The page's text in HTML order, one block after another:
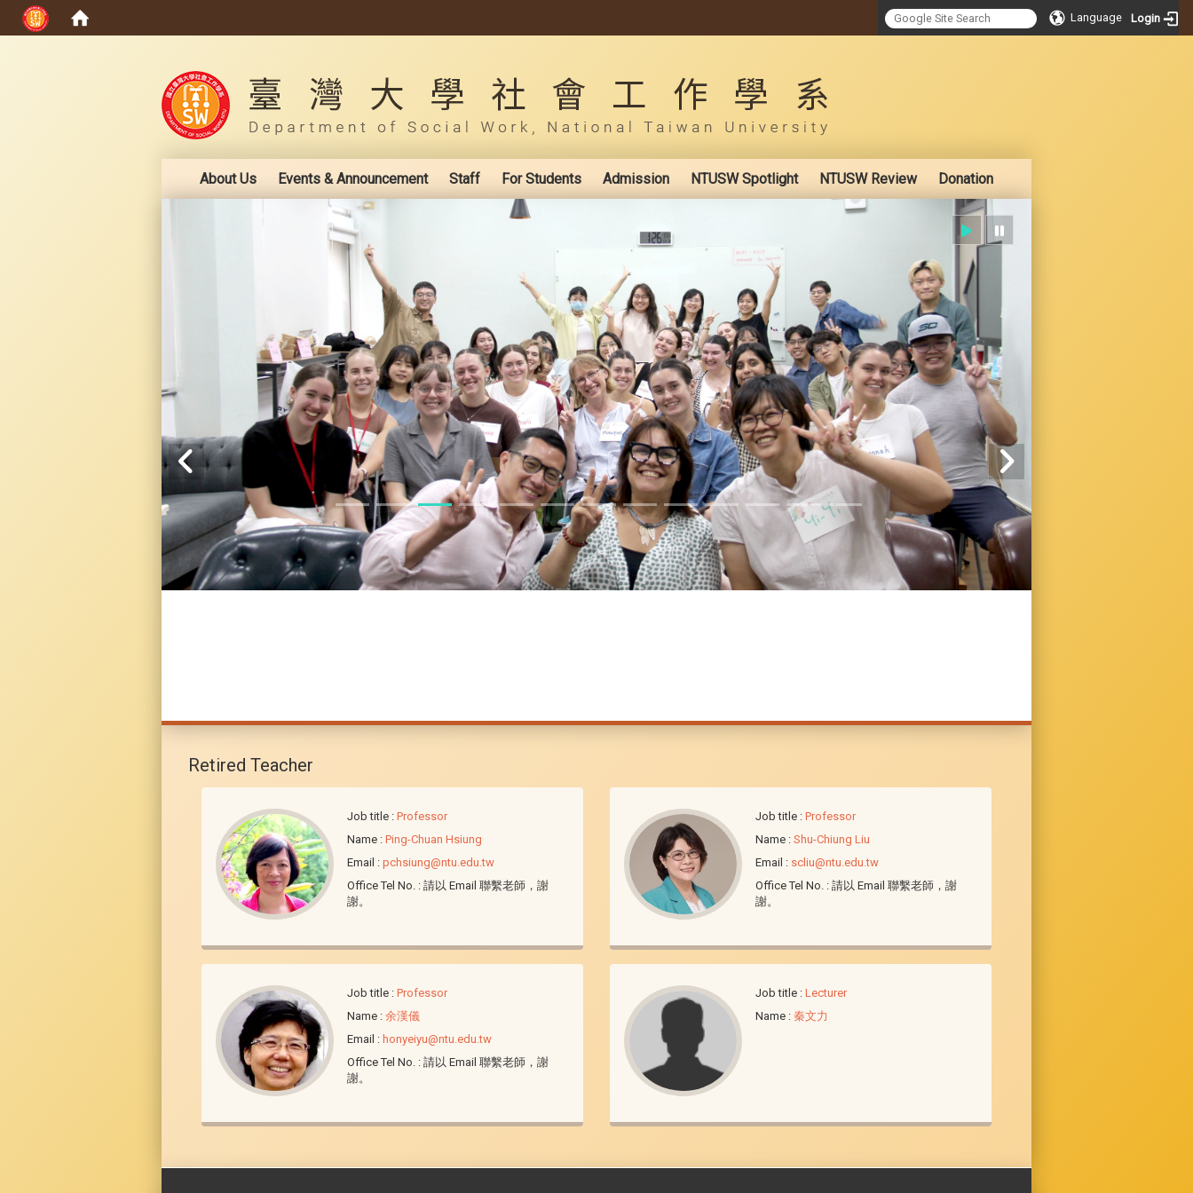
Language Login
About Us Events & Announcement Staff For Students Admission NTUSW Spotlight NTUSW Review Donation
Retired Teacher
Job title : Professor
Name : Ping-Chuan Hsiung
Email : pchsiung@ntu.edu.tw
Office Tel No. : 請以 Email 聯繫老師，謝
謝。
Job title : Professor
Name : Shu-Chiung Liu
Email : scliu@ntu.edu.tw
Office Tel No. : 請以 Email 聯繫老師，謝
謝。
Job title : Professor
Name : 余漢儀
Email : honyeiyu@ntu.edu.tw
Office Tel No. : 請以 Email 聯繫老師，謝
謝。
Job title : Lecturer
Name : 秦文力